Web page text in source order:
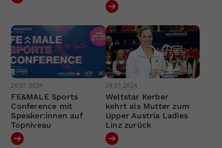
26.01.2024
FE&MALE Sports
Conference mit
Speaker:innen auf
Topniveau
24.01.2024
Weltstar Kerber
kehrt als Mutter zum
Upper Austria Ladies
Linz zurück